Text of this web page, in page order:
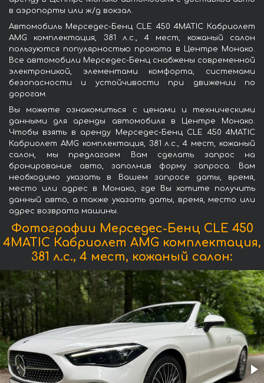
в аэропорты или ж/д вокзал.
Автомобиль Мерседес-Бенц CLE 450 4MATIC Кабриолет
AMG комплектация, 381 л.с., 4 мест, кожаный салон
пользуются популярностью проката в Центре Монако.
Все автомобили Мерседес-Бенц снабжены современной
электроникой, элементами комфорта, системами
безопасности и устойчивости при движении по
дорогам.
Вы можете ознакомиться с ценами и техническими
данными для аренды автомобиля в Центре Монако.
Чтобы взять в аренду Мерседес-Бенц CLE 450 4MATIC
Кабриолет AMG комплектация, 381 л.с., 4 мест, кожаный
салон, мы предлагаем Вам сделать запрос на
бронирование авто, заполнив форму запроса. Вам
необходимо указать в Вашем запросе даты, время,
место или адрес в Монако, где Вы хотите получить
данный авто, а также указать даты, время, место или
адрес возврата машины.
Фотографии Мерседес-Бенц CLE 450
4MATIC Кабриолет AMG комплектация,
381 л.с., 4 мест, кожаный салон: